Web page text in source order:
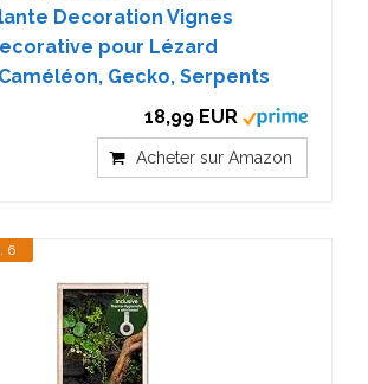
Decoration Vignes
pour Lézard
Gecko, Serpents
18,99 EUR
Acheter sur Amazon
6